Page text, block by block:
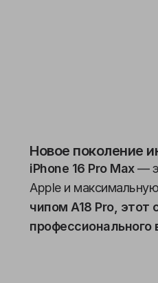
Новое поколение
iPhone 16 Pro Max—
Apple и
чипом A18 Pro, этот
профессионального